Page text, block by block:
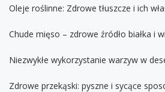
Oleje roślinne: Zdrowe tłuszcze i ich
Chude mięso – zdrowe źródło białka i
Niezwykłe wykorzystanie warzyw w
Zdrowe przekąski: pyszne i sycące